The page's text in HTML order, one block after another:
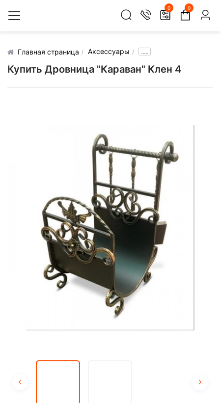
0 0
Главная страница Аксессуары .....
Купить Дровница "Караван" Клен 4